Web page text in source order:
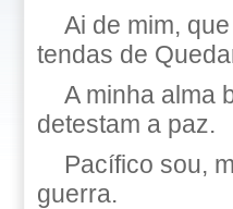
Ai de mim,
tendas de
A minha alma
detestam a paz.
Pacífico sou,
guerra.